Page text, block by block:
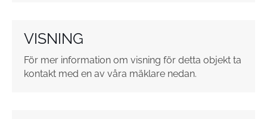
r
VISNING
För mer information om visning för detta objekt ta
kontakt med en av våra mäklare nedan.